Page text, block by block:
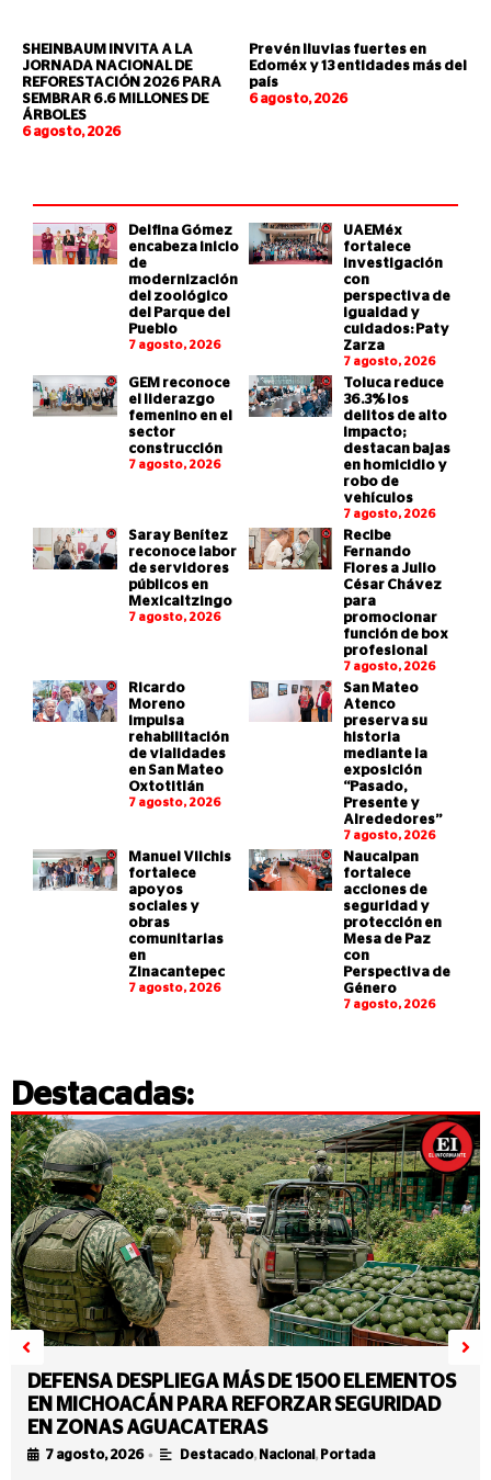
SHEINBAUM INVITA A LA
JORNADA NACIONAL DE
REFORESTACIÓN 2026 PARA
SEMBRAR 6.6 MILLONES DE
ÁRBOLES
6 agosto, 2026
Prevén lluvias fuertes en
Edoméx y 13 entidades más del
país
6 agosto, 2026
Delfina Gómez
encabeza inicio
de
modernización
del zoológico
del Parque del
Pueblo
7 agosto, 2026
UAEMéx
fortalece
investigación
con
perspectiva de
igualdad y
cuidados: Paty
Zarza
7 agosto, 2026
GEM reconoce
el liderazgo
femenino en el
sector
construcción
7 agosto, 2026
Toluca reduce
36.3% los
delitos de alto
impacto;
destacan bajas
en homicidio y
robo de
vehículos
7 agosto, 2026
Saray Benítez
reconoce labor
de servidores
públicos en
Mexicaltzingo
7 agosto, 2026
Recibe
Fernando
Flores a Julio
César Chávez
para
promocionar
función de box
profesional
7 agosto, 2026
Ricardo
Moreno
impulsa
rehabilitación
de vialidades
en San Mateo
Oxtotitlán
7 agosto, 2026
San Mateo
Atenco
preserva su
historia
mediante la
exposición
“Pasado,
Presente y
Alrededores”
7 agosto, 2026
Manuel Vilchis
fortalece
apoyos
sociales y
obras
comunitarias
en
Zinacantepec
7 agosto, 2026
Naucalpan
fortalece
acciones de
seguridad y
protección en
Mesa de Paz
con
Perspectiva de
Género
7 agosto, 2026
Destacadas:
DEFENSA DESPLIEGA MÁS DE 1500 ELEMENTOS
EN MICHOACÁN PARA REFORZAR SEGURIDAD
EN ZONAS AGUACATERAS
7 agosto, 2026 • Destacado, Nacional , Portada